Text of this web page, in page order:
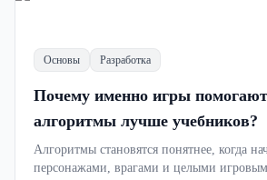
Основы Разработка
Почему именно игры
алгоритмы лучше учебников?
Алгоритмы становятся понятнее, когда
персонажами, врагами и целыми